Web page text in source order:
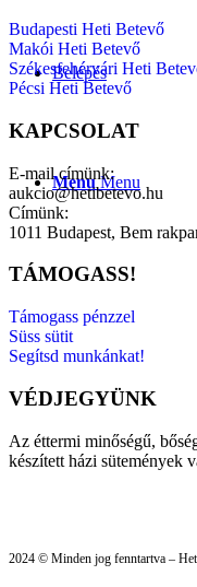
Belépés
Menu Menu
Budapesti Heti Betevő
Makói Heti Betevő
Székesfehérvári Heti
Pécsi Heti Betevő
KAPCSOLAT
E-mail címünk:
aukcio@hetibetevo.hu
Címünk:
1011 Budapest, Bem
TÁMOGASS!
Támogass pénzzel
Süss sütit
Segítsd munkánkat!
VÉDJEGYÜNK
Az éttermi minőségű,
készített házi sütemények
2024 © Minden jog fenntartva –